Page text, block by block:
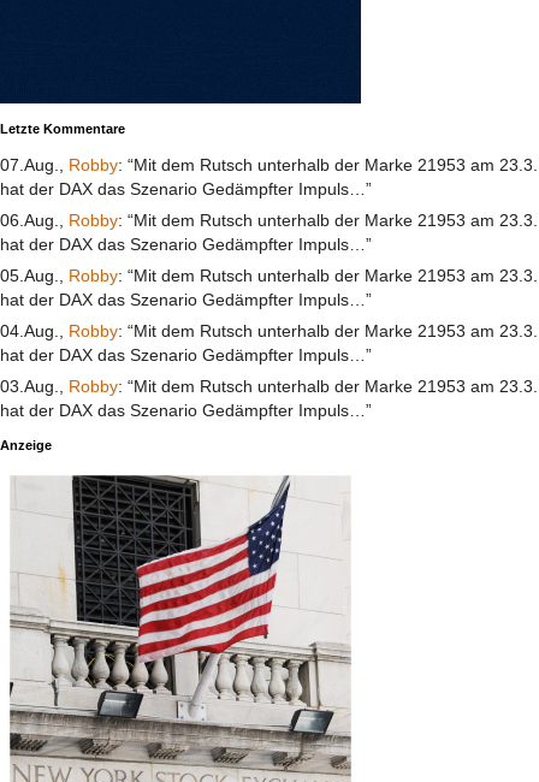
Letzte Kommentare
07.Aug., Robby: “Mit dem Rutsch unterhalb der Marke 21953 am 23.3.
hat der DAX das Szenario Gedämpfter Impuls…”
06.Aug., Robby: “Mit dem Rutsch unterhalb der Marke 21953 am 23.3.
hat der DAX das Szenario Gedämpfter Impuls…”
05.Aug., Robby: “Mit dem Rutsch unterhalb der Marke 21953 am 23.3.
hat der DAX das Szenario Gedämpfter Impuls…”
04.Aug., Robby: “Mit dem Rutsch unterhalb der Marke 21953 am 23.3.
hat der DAX das Szenario Gedämpfter Impuls…”
03.Aug., Robby: “Mit dem Rutsch unterhalb der Marke 21953 am 23.3.
hat der DAX das Szenario Gedämpfter Impuls…”
Anzeige